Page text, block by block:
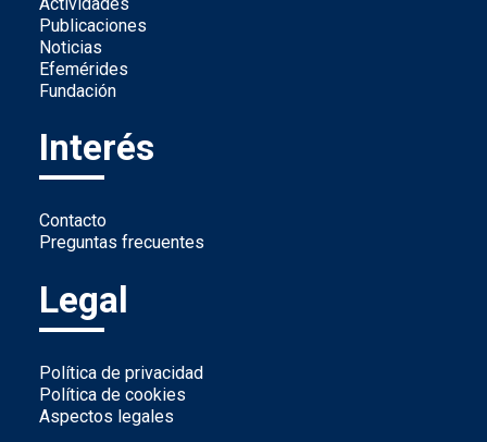
Publicaciones
Noticias
Efemérides
Fundación
Interés
Contacto
Preguntas frecuentes
Legal
Política de privacidad
Política de cookies
Aspectos legales